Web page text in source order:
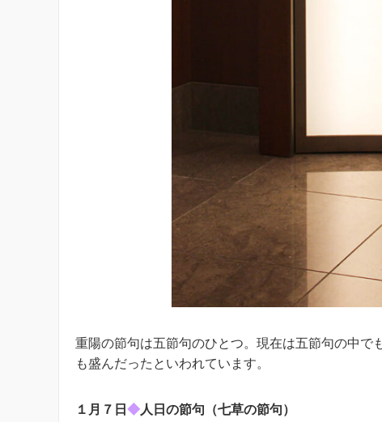
重陽の節句は五節句のひとつ。現在は五節句の中
も盛んだったといわれています。
１月７日 ◆人日の節句（七草の節句）